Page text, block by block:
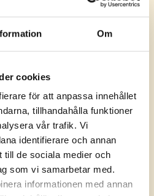
Om
cookies
för att anpassa innehållet
tillhandahålla funktioner
vår trafik. Vi
identifierare och annan
till de sociala medier och
som vi samarbetar med.
informationen med annan
stämma som i år är den 2
om detta så kan du
och kontrollera
Under mars kommer vi att